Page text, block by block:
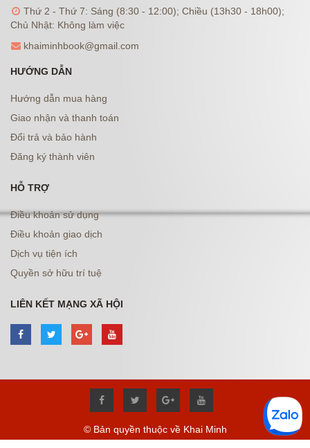
Thứ 2 - Thứ 7: Sáng (8:30 - 12:00); Chiều (13h30 - 18h00);
Chủ Nhật: Không làm việc
khaiminhbook@gmail.com
HƯỚNG DẪN
Hướng dẫn mua hàng
Giao nhận và thanh toán
Đổi trả và bảo hành
Đăng ký thành viên
HỖ TRỢ
Điều khoản sử dụng
Điều khoản giao dịch
Dịch vụ tiện ích
Quyền sở hữu trí tuệ
LIÊN KẾT MẠNG XÃ HỘI
© Bản quyền thuộc về Khai Minh